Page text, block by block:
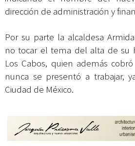
dirección de administración y
Por su parte la alcaldesa
no tocar el tema del alta de su
Los Cabos, quien además
nunca se presentó a trabajar,
Ciudad de México.